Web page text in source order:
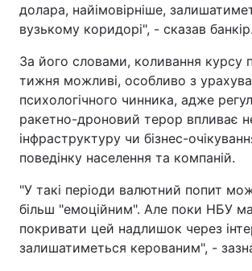
долара, найімовірніше,
вузькому коридорі", - сказав банкір.
За його словами, коливання курсу
тижня можливі, особливо з
психологічного чинника, адже
ракетно-дроновий терор впливає
інфраструктуру чи бізнес-
поведінку населення та компаній.
"У такі періоди валютний попит
більш "емоційним". Але поки НБУ
покривати цей надлишок через
залишатиметься керованим", -